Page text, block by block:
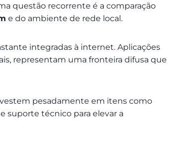
questão recorrente é a comparação
e do ambiente de rede local.
integradas à internet. Aplicações
representam uma fronteira difusa que
pesadamente em itens como
suporte técnico para elevar a